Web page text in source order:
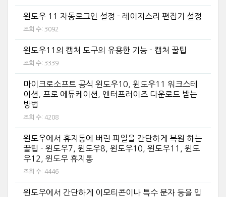
윈도우 11 자동로그인 설정 - 레이지스리 편집기 설정
조회 수: 3092
윈도우11의 캡처 도구의 유용한 기능 - 캡처 꿀팁
조회 수: 3339
마이크로소프트 공식 윈도우10, 윈도우11 워크스테
이션, 프로 에듀케이션, 엔터프러이즈 다운로드 받는
방법
조회 수: 4208
윈도우에서 휴지통에 버린 파일을 간단하게 복원 하는
꿀팁 - 윈도우7, 윈도우8, 윈도우10, 윈도우11, 윈도
우12, 윈도우 휴지통
조회 수: 4446
윈도우에서 간단하게 이모티콘이나 특수 문자 등을 입